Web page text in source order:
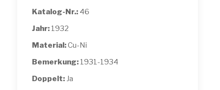
Katalog-Nr.: 46
Jahr: 1932
Material:Cu-Ni
Bemerkung: 1931-1934
Doppelt: Ja